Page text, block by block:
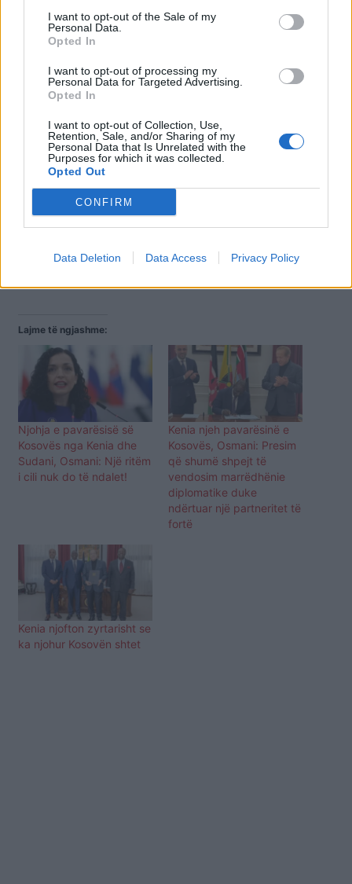
I want to opt-out of the Sale of my
Personal Data.
Opted In
I want to opt-out of processing my
Personal Data for Targeted Advertising.
Opted In
I want to opt-out of Collection, Use,
Retention, Sale, and/or Sharing of my
Personal Data that Is Unrelated with the
Purposes for which it was collected.
Opted Out
CONFIRM
Data Deletion Data Access Privacy Policy
bindur shtetet e ndryshme të botës që ta
tërhiqnin njohjen e pavarësisë së Kosovës.
procesi i njohjeve mund të ketë efekte
destabilizuese dhe t’i minojë interesat e tyre,
“prandaj kanë prirje të ruajnë rendin
ndërkombëtar ekzistues dhe t’i japin përparësi
integritetit territorial ndaj së drejtës për
vetëvendosje”.
Por, sipas tij, kjo gjë mund të ndryshojë, nëse
“me diplomaci proaktive” dhe “bashkëpunon
Lajme të ngjashme:
Njohja e pavarësisë së
Kosovës nga Kenia dhe
Sudani, Osmani: Një ritëm
i cili nuk do të ndalet!
Kenia njeh pavarësinë e
Kosovës, Osmani: Presim
që shumë shpejt të
vendosim marrëdhënie
diplomatike duke
ndërtuar një partneritet të
fortë
Kenia njofton zyrtarisht se
ka njohur Kosovën shtet